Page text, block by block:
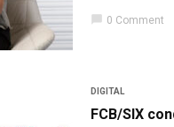
chat_bubble 0 Comment
DIGITAL
FCB/SIX